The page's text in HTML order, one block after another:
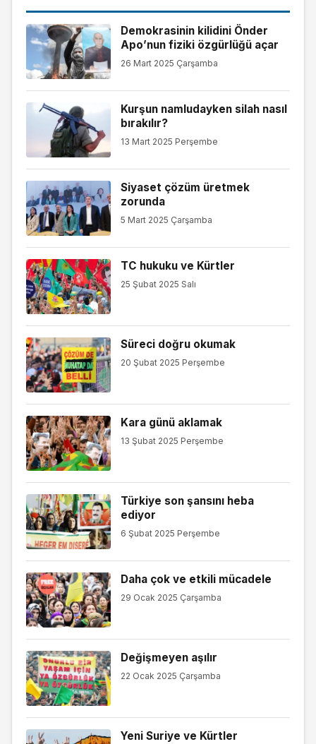
Demokrasinin kilidini Önder
Apo’nun fiziki özgürlüğü açar
26 Mart 2025 Çarşamba
Kurşun namludayken silah nasıl
bırakılır?
13 Mart 2025 Perşembe
Siyaset çözüm üretmek
zorunda
5 Mart 2025 Çarşamba
TC hukuku ve Kürtler
25 Şubat 2025 Salı
Süreci doğru okumak
20 Şubat 2025 Perşembe
Kara günü aklamak
13 Şubat 2025 Perşembe
Türkiye son şansını heba
ediyor
6 Şubat 2025 Perşembe
Daha çok ve etkili mücadele
29 Ocak 2025 Çarşamba
Değişmeyen aşılır
22 Ocak 2025 Çarşamba
Yeni Suriye ve Kürtler